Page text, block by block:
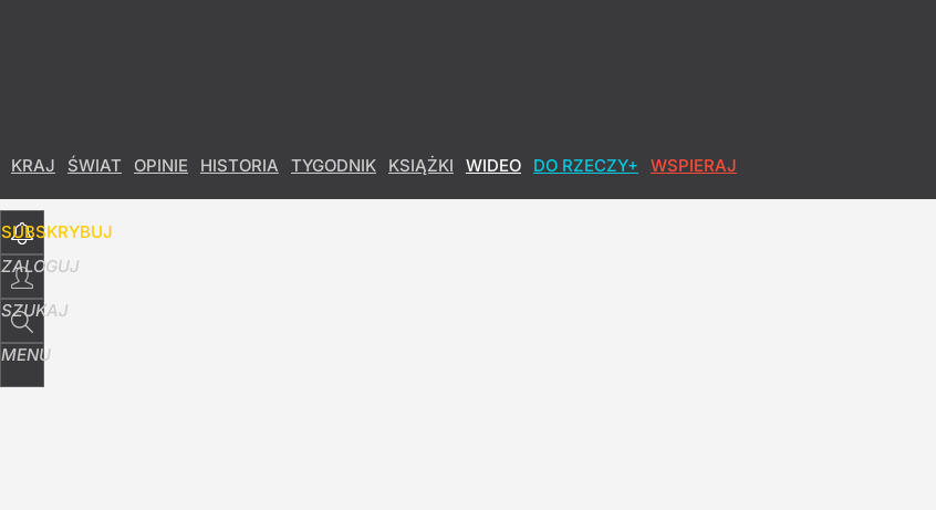
KRAJ ŚWIAT OPINIE HISTORIA TYGODNIK KSIĄŻKI WIDEO DO RZECZY+ WSPIERAJ
SUBSKRYBUJ
ZALOGUJ
SZUKAJ
MENU